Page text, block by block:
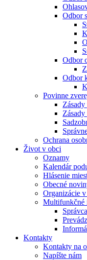
Odbor
Odbor
Odbor
Povinne
Ochrana
Život v obci
Oznamy
Kalendár
Hlásenie
Obecné
Organizácie
Multifunkčné
Kontakty
Kontakty na
Napíšte nám